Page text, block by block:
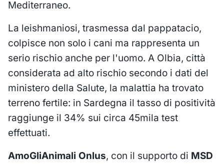
Mediterraneo.
La leishmaniosi, trasmessa dal pappatacio,
colpisce non solo i cani ma rappresenta un
serio rischio anche per l'uomo. A Olbia, città
considerata ad alto rischio secondo i dati del
ministero della Salute, la malattia ha trovato
terreno fertile: in Sardegna il tasso di positività
raggiunge il 34% sui circa 45mila test
effettuati.
AmoGliAnimali Onlus, con il supporto di MSD